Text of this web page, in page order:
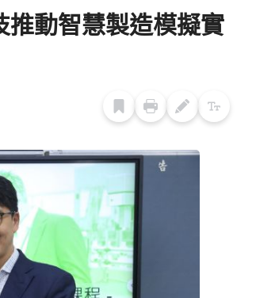
推動智慧製造模擬實